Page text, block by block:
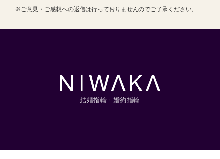
※ご意見・ご感想への返信は行っておりませんのでご了承ください。
結婚指輪・婚約指輪